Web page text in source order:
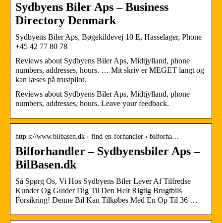
Sydbyens Biler Aps – Business
Directory Denmark
Sydbyens Biler Aps, Bøgekildevej 10 E, Hasselager, Phone
+45 42 77 80 78
Reviews about Sydbyens Biler Aps, Midtjylland, phone
numbers, addresses, hours. … Mit skriv er MEGET langt og
kan læses på trustpilot.
Reviews about Sydbyens Biler Aps, Midtjylland, phone
numbers, addresses, hours. Leave your feedback.
http s://www.bilbasen.dk › find-en-forhandler › bilforha…
Bilforhandler – Sydbyensbiler Aps –
BilBasen.dk
Så Spørg Os, Vi Hos Sydbyens Biler Lever Af Tilfredse
Kunder Og Guider Dig Til Den Helt Rigtig Brugtbils
Forsikring! Denne Bil Kan Tilkøbes Med En Op Til 36 …